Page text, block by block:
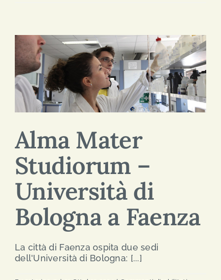
Alma Mater
Studiorum –
Università di
Bologna a Faenza
La città di Faenza ospita due sedi
dell'Università di Bologna: [...]